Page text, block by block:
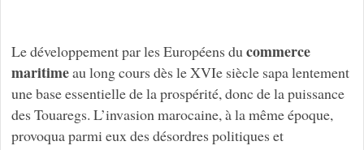
Le développement par les Européens du commerce
maritimeau long cours dès le XVIe siècle sapa lentement
une base essentielle de la prospérité, donc de la puissance
des Touaregs. L’invasion marocaine, à la même époque,
provoqua parmi eux des désordres politiques et